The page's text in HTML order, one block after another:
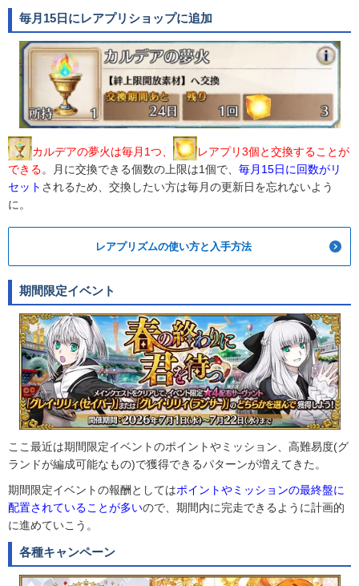
毎月15日にレアプリショップに追加
カルデアの夢火は毎月1つ、 レアプリ3個と交換することが
できる。月に交換できる個数の上限は1個で、 毎月15日に回数がリ
セット されるため、交換したい方は毎月の更新日を忘れないよう
に。
レアプリズムの使い方と入手方法
期間限定イベント
ここ最近は期間限定イベントのポイントやミッション、高難易度(グ
ランドが編成可能なもの)で獲得できるパターンが増えてきた。
期間限定イベントの報酬としてはポイントやミッションの最終盤に
配置されていることが多いので、期間内に完走できるように計画的
に進めていこう。
各種キャンペーン